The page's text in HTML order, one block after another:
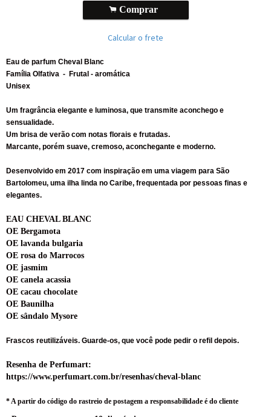
.Comprar
Calcular o frete
Eau de parfum Cheval Blanc
Família Olfativa - Frutal - aromática
Unisex
Um fragrância elegante e luminosa, que transmite aconchego e
sensualidade.
Um brisa de verão com notas florais e frutadas.
Marcante, porém suave, cremoso, aconchegante e moderno.
Desenvolvido em 2017 com inspiração em uma viagem para São
Bartolomeu, uma ilha linda no Caribe, frequentada por pessoas finas e
elegantes.
EAU CHEVAL BLANC
OE Bergamota
OE lavanda bulgaria
OE rosa do Marrocos
OE jasmim
OE canela acassia
OE cacau chocolate
OE Baunilha
OE sândalo Mysore
Frascos reutilizáveis. Guarde-os, que você pode pedir o refil depois.
Resenha de Perfumart:
https://www.perfumart.com.br/resenhas/cheval-blanc
* A partir do código do rastreio de postagem a responsabilidade é do cliente